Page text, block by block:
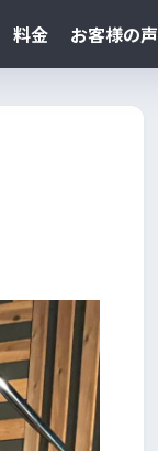
料金 お客様の声